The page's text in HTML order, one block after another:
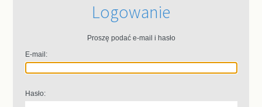
Logowanie
Proszę podać e-mail i hasło
E-mail:
Hasło: